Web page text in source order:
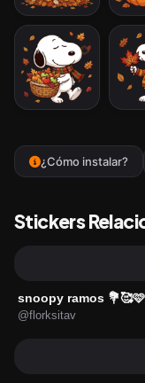
¿Cómo instalar?
Stickers
snoopy ramos 💐🥰🩷
@florksitav